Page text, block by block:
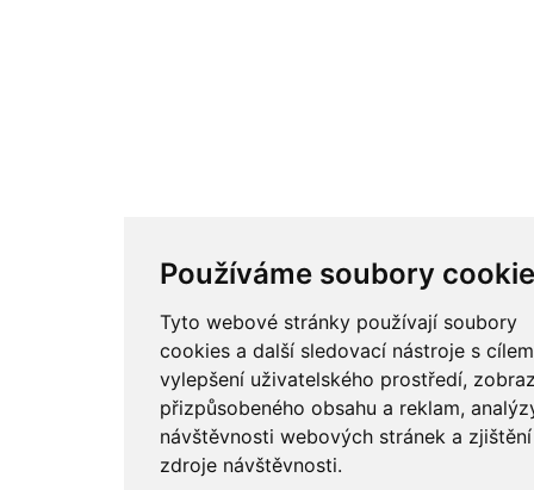
Používáme soubory
Tyto webové stránky používají soubory
cookies a další sledovací nástroje s cílem
vylepšení uživatelského prostředí,
přizpůsobeného obsahu a reklam,
návštěvnosti webových stránek a zjištění
zdroje návštěvnosti.